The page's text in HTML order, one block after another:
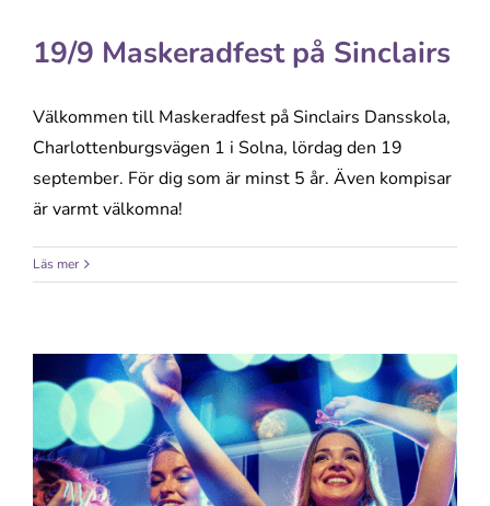
19/9 Maskeradfest på Sinclairs
Välkommen till Maskeradfest på Sinclairs Dansskola,
Charlottenburgsvägen 1 i Solna, lördag den 19
september. För dig som är minst 5 år. Även kompisar
är varmt välkomna!
Läs mer